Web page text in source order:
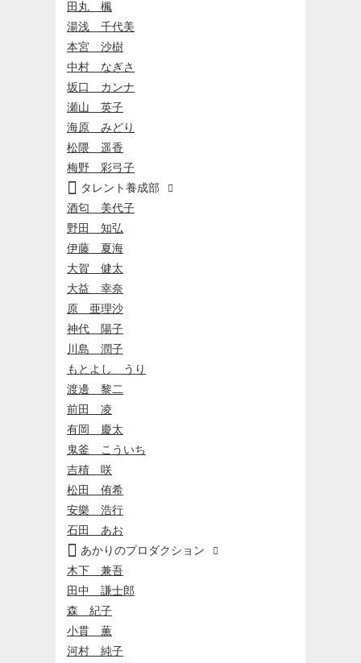
田丸 楓
湯浅 千代美
本宮 沙樹
中村 なぎさ
坂口 カンナ
瀬山 英子
海原 みどり
松隈 遥香
梅野 彩弓子
 タレント養成部 
酒匂 美代子
野田 知弘
伊藤 夏海
大賀 健太
大益 幸奈
原 亜理沙
神代 陽子
川島 潤子
もとよし うり
渡邊 黎二
前田 凌
有岡 慶太
鬼釜 こういち
吉積 咲
松田 侑希
安樂 浩行
石田 あお
 あかりのプロダクション 
木下 兼吾
田中 謙士郎
森 紀子
小貫 薫
河村 純子